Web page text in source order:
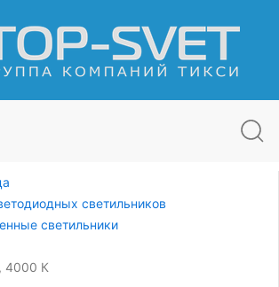
светильников
светильники
светильник Свет НН ССдП 01
4000 К